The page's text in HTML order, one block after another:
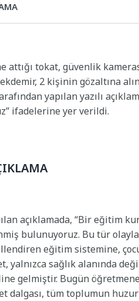
attığı tokat, güvenlik
2 kişinin gözaltına
yapılan yazılı
ifadelerine yer verildi.
açıklamada, “Bir eğitim
bulunuyoruz. Bu tür
eğitim sistemine,
yalnızca sağlık alanında
gelmiştir. Bugün
dalgası, tüm toplumun